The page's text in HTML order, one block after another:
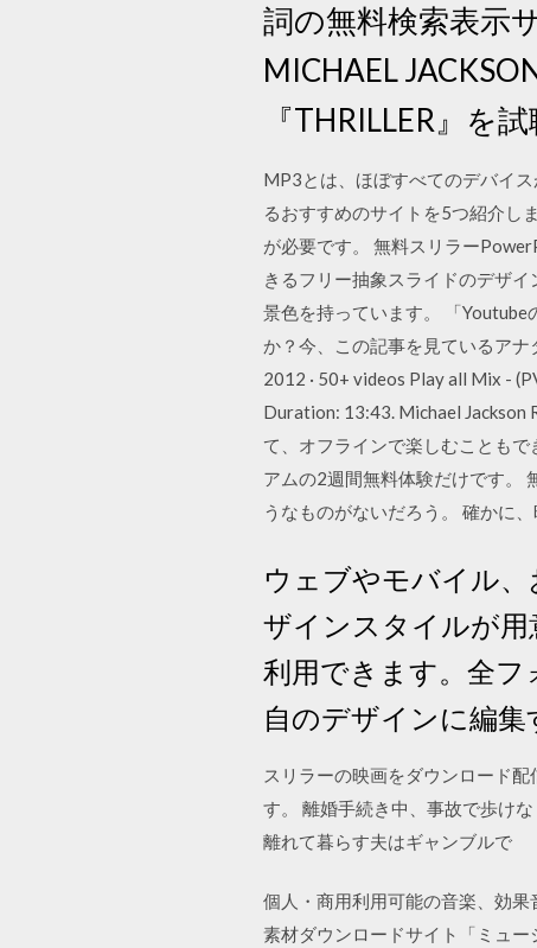
詞の無料検索表示
MICHAEL
『THRILLER』を
MP3とは、ほぼすべてのデバイ
るおすすめのサイトを5つ紹介し
が必要です。 無料スリラー
きるフリー抽象スライドのデザ
景色を持っています。 「
か？今、この記事を見ているア
2012 · 50+ videos Play all Mix -
Duration: 13:43. Michael Jackson
て、オフラインで楽しむことも
アムの2週間無料体験だけです。
うなものがないだろう。 確かに
ウェブやモバイル
ザインスタイルが
利用できます。全
自のデザインに編集
スリラーの映画をダウンロード
す。 離婚手続き中、事故で歩け
離れて暮らす夫はギャンブルで
個人・商用利用可能の音楽、効
素材ダウンロードサイト「ミュー